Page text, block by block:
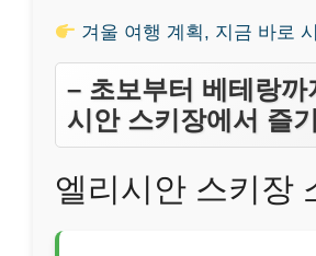
겨울 여행 계획, 지금 바로
– 초보부터 베테랑까
시안 스키장에서 즐
엘리시안 스키장